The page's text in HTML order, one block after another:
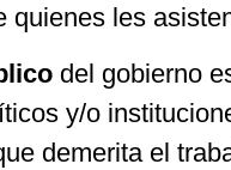
quienes les
del gobierno
y/o
demerita el